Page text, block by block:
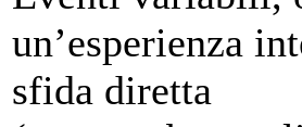
un’esperienza
sfida diretta